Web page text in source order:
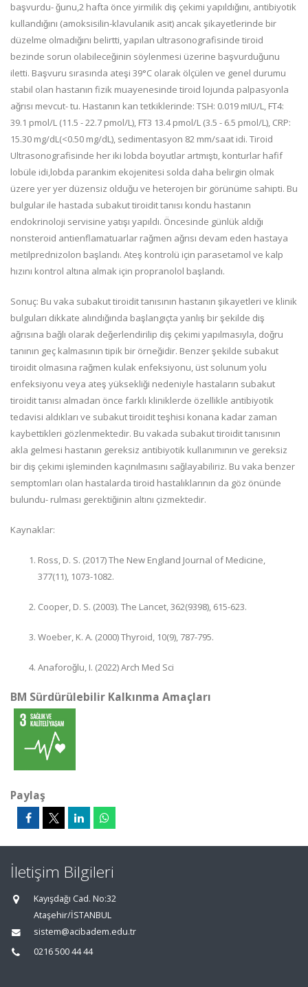
başvurdu- ğunu,2 hafta önce yirmilik diş çekimi yapıldığını, antibiyotik
kullandığını (amoksisilin-klavulanik asit) ancak şikayetlerinde bir
düzelme olmadığını belirtti, yapılan ultrasonografisinde tiroid
bezinde sorun olabileceğinin söylenmesi üzerine başvurduğunu
iletti. Başvuru sırasında ateşi 39°C olarak ölçülen ve genel durumu
stabil olan hastanın fizik muayenesinde tiroid lojunda palpasyonla
ağrısı mevcut- tu. Hastanın kan tetkiklerinde: TSH: 0.019 mIU/L, FT4:
39.1 pmol/L (11.5 - 22.7 pmol/L), FT3 13.4 pmol/L (3.5 - 6.5 pmol/L), CRP:
15.30 mg/dL(<0.50 mg/dL), sedimentasyon 82 mm/saat idi. Tiroid
Ultrasonografisinde her iki lobda boyutlar artmıştı, konturlar hafif
lobüle idi,lobda parankim ekojenitesi solda daha belirgin olmak
üzere yer yer düzensiz olduğu ve heterojen bir görünüme sahipti. Bu
bulgular ile hastada subakut tiroidit tanısı kondu hastanın
endokrinoloji servisine yatışı yapıldı. Öncesinde günlük aldığı
nonsteroid antienflamatuarlar rağmen ağrısı devam eden hastaya
metilprednizolon başlandı. Ateş kontrolü için parasetamol ve kalp
hızını kontrol altına almak için propranolol başlandı.
Sonuç: Bu vaka subakut tiroidit tanısının hastanın şikayetleri ve klinik
bulguları dikkate alındığında başlangıçta yanlış bir şekilde diş
ağrısına bağlı olarak değerlendirilip diş çekimi yapılmasıyla, doğru
tanının geç kalmasının tipik bir örneğidir. Benzer şekilde subakut
tiroidit olmasına rağmen kulak enfeksiyonu, üst solunum yolu
enfeksiyonu veya ateş yüksekliği nedeniyle hastaların subakut
tiroidit tanısı almadan önce farklı kliniklerde özellikle antibiyotik
tedavisi aldıkları ve subakut tiroidit teşhisi konana kadar zaman
kaybettikleri gözlenmektedir. Bu vakada subakut tiroidit tanısının
akla gelmesi hastanın gereksiz antibiyotik kullanımının ve gereksiz
bir diş çekimi işleminden kaçınılmasını sağlayabiliriz. Bu vaka benzer
semptomları olan hastalarda tiroid hastalıklarının da göz önünde
bulundu- rulması gerektiğinin altını çizmektedir.
Kaynaklar:
Ross, D. S. (2017) The New England Journal of Medicine,
377(11), 1073-1082.
Cooper, D. S. (2003). The Lancet, 362(9398), 615-623.
Woeber, K. A. (2000) Thyroid, 10(9), 787-795.
Anaforoğlu, I. (2022) Arch Med Sci
BM Sürdürülebilir Kalkınma Amaçları
Paylaş
İletişim Bilgileri
Kayışdağı Cad. No:32
Ataşehir/İSTANBUL
sistem@acibadem.edu.tr
0216 500 44 44